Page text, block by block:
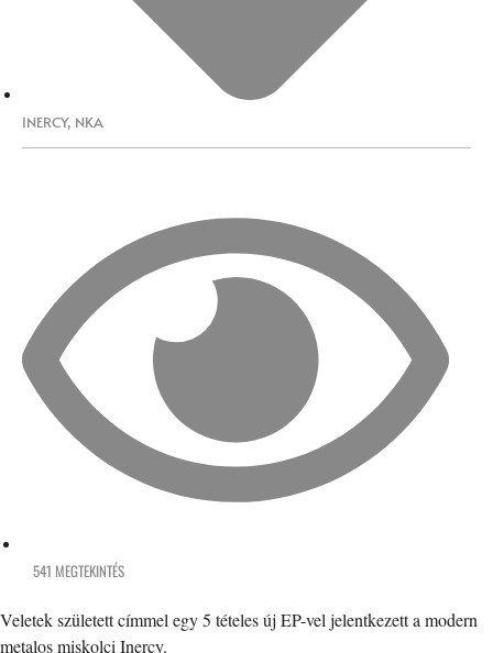
INERCY, NKA
541 MEGTEKINTÉS
Veletek született címmel egy 5 tételes új EP-vel jelentkezett a modern
metalos miskolci Inercy.